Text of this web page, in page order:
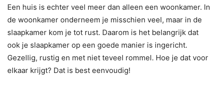
Een huis is echter veel meer dan alleen een woonkamer. In
de woonkamer onderneem je misschien veel, maar in de
slaapkamer kom je tot rust. Daarom is het belangrijk dat
ook je slaapkamer op een goede manier is ingericht.
Gezellig, rustig en met niet teveel rommel. Hoe je dat voor
elkaar krijgt? Dat is best eenvoudig!